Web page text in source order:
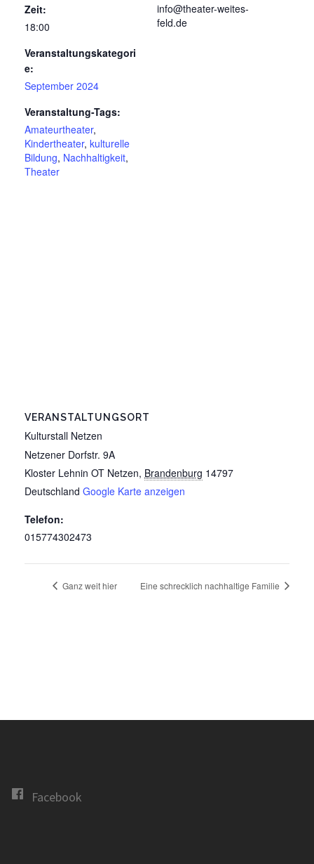
Zeit:
18:00
Veranstaltungskategori
e:
September 2024
Veranstaltung-Tags:
Amateurtheater,
Kindertheater, kulturelle
Bildung, Nachhaltigkeit,
Theater
info@theater-weites-
feld.de
VERANSTALTUNGSORT
Kulturstall Netzen
Netzener Dorfstr. 9A
Kloster Lehnin OT Netzen, Brandenburg 14797
Deutschland Google Karte anzeigen
Telefon:
015774302473
Ganz weit hier Eine schrecklich nachhaltige Familie
Facebook